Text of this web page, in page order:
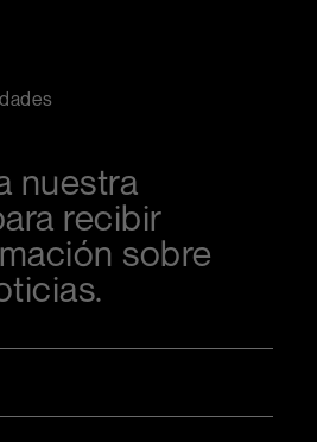
nuestra
recibir
sobre